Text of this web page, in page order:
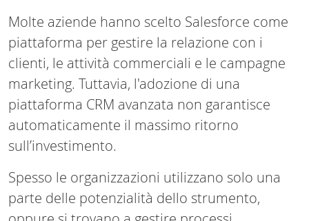
Molte aziende hanno scelto Salesforce come
piattaforma per gestire la relazione con i
clienti, le attività commerciali e le campagne
marketing. Tuttavia, l'adozione di una
piattaforma CRM avanzata non garantisce
automaticamente il massimo ritorno
sull’investimento.
Spesso le organizzazioni utilizzano solo una
parte delle potenzialità dello strumento,